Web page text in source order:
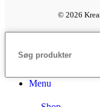
© 2026
Menu